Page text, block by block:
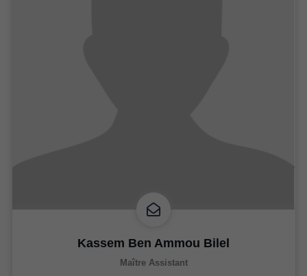
Kassem Ben Ammou Bilel
Maître Assistant